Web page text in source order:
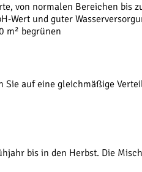
von normalen Bereichen bis
Wert und guter
m² begrünen
auf eine gleichmäßige
bis in den Herbst. Die